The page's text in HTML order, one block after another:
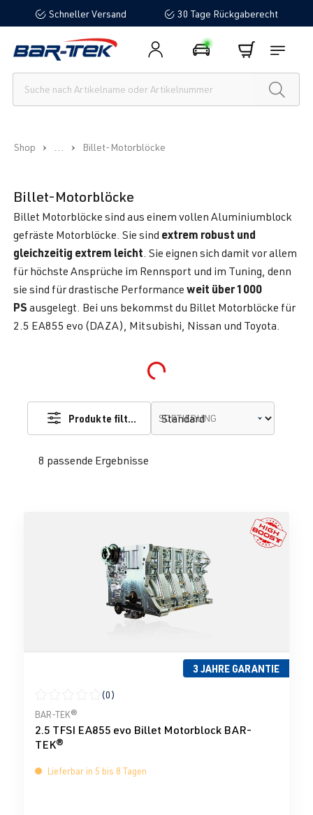
springenSchneller Versand 30 Tage Rückgaberecht
Shop ... Billet-Motorblöcke
Billet-Motorblöcke
Billet Motorblöcke sind aus einem vollen Aluminiumblock
gefräste Motorblöcke. Sie sind extrem robust und
gleichzeitig extrem leicht. Sie eignen sich damit vor allem
für höchste Ansprüche im Rennsport und im Tuning, denn
sie sind für drastische Performance weit über 1000
PS ausgelegt. Bei uns bekommst du Billet Motorblöcke für
2.5 EA855 evo (DAZA), Mitsubishi, Nissan und Toyota.
Loading...
8 passende Ergebnisse
Produkte filtern SORTIERUNG
3 JAHRE GARANTIE
Durchschnittliche Bewertung von 0 von 5 Sternen
(0)
BAR-TEK®
2.5 TFSI EA855 evo Billet Motorblock BAR-
TEK®
Lieferbar in 5 bis 8 Tagen